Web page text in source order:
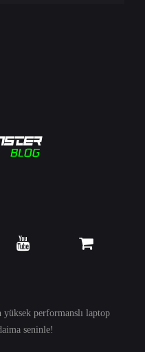
yüksek performanslı laptop
seninle!